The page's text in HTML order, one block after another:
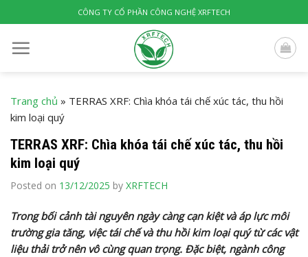
to
content
CÔNG TY CỔ PHẦN CÔNG NGHỆ XRFTECH
Trang chủ » TERRAS XRF: Chìa khóa tái chế xúc tác, thu hồi
kim loại quý
TERRAS XRF: Chìa khóa tái chế xúc tác, thu hồi
kim loại quý
Posted on 13/12/2025 by XRFTECH
Trong bối cảnh tài nguyên ngày càng cạn kiệt và áp lực môi
trường gia tăng, việc tái chế và thu hồi kim loại quý từ các vật
liệu thải trở nên vô cùng quan trọng. Đặc biệt, ngành công